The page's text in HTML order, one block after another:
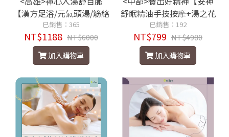
【漢方足浴/元氣頭湯/筋絡
巡禮】男女適用，任選2堂
1188元
已銷售：365
NT$1188 NT$6000
加入購物車
舒眠精油手技按摩+湯之花
岩盤】130分鐘799元
已銷售：192
NT$799 NT$4980
加入購物車